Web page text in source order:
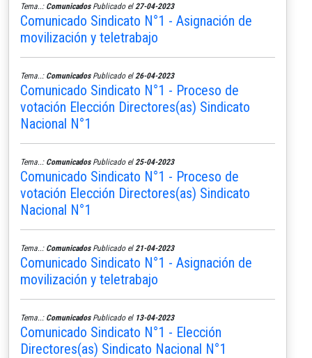
Tema..: ComunicadosPublicado el 27-04-2023
Comunicado Sindicato N°1 - Asignación de
movilización y teletrabajo
Tema..: ComunicadosPublicado el 26-04-2023
Comunicado Sindicato N°1 - Proceso de
votación Elección Directores(as) Sindicato
Nacional N°1
Tema..: ComunicadosPublicado el 25-04-2023
Comunicado Sindicato N°1 - Proceso de
votación Elección Directores(as) Sindicato
Nacional N°1
Tema..: ComunicadosPublicado el 21-04-2023
Comunicado Sindicato N°1 - Asignación de
movilización y teletrabajo
Tema..: ComunicadosPublicado el 13-04-2023
Comunicado Sindicato N°1 - Elección
Directores(as) Sindicato Nacional N°1